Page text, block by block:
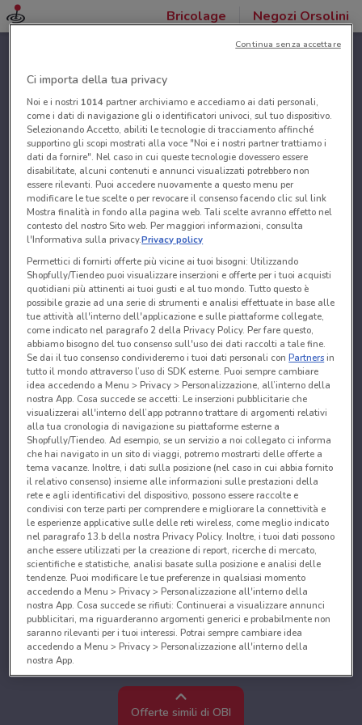
Bricolage Negozi Orsolini
Offerte simili di OBI
Ci importa della tua privacy
Noi e i nostri 1014partner archiviamo e accediamo ai dati personali,
come i dati di navigazione gli o identificatori univoci, sul tuo dispositivo.
Selezionando Accetto, abiliti le tecnologie di tracciamento affinché
supportino gli scopi mostrati alla voce "Noi e i nostri partner trattiamo i
dati da fornire". Nel caso in cui queste tecnologie dovessero essere
disabilitate, alcuni contenuti e annunci visualizzati potrebbero non
essere rilevanti. Puoi accedere nuovamente a questo menu per
modificare le tue scelte o per revocare il consenso facendo clic sul link
Mostra finalità in fondo alla pagina web. Tali scelte avranno effetto nel
contesto del nostro Sito web. Per maggiori informazioni, consulta
l'Informativa sulla privacy.Privacy policy
Permettici di fornirti offerte più vicine ai tuoi bisogni: Utilizzando
Shopfully/Tiendeo puoi visualizzare inserzioni e offerte per i tuoi acquisti
quotidiani più attinenti ai tuoi gusti e al tuo mondo. Tutto questo è
possibile grazie ad una serie di strumenti e analisi effettuate in base alle
tue attività all'interno dell'applicazione e sulle piattaforme collegate,
come indicato nel paragrafo 2 della Privacy Policy. Per fare questo,
abbiamo bisogno del tuo consenso sull'uso dei dati raccolti a tale fine.
Se dai il tuo consenso condivideremo i tuoi dati personali conPartnersin
tutto il mondo attraverso l’uso di SDK esterne. Puoi sempre cambiare
idea accedendo a Menu > Privacy > Personalizzazione, all’interno della
nostra App. Cosa succede se accetti: Le inserzioni pubblicitarie che
visualizzerai all'interno dell’app potranno trattare di argomenti relativi
alla tua cronologia di navigazione su piattaforme esterne a
Shopfully/Tiendeo. Ad esempio, se un servizio a noi collegato ci informa
che hai navigato in un sito di viaggi, potremo mostrarti delle offerte a
tema vacanze. Inoltre, i dati sulla posizione (nel caso in cui abbia fornito
il relativo consenso) insieme alle informazioni sulle prestazioni della
rete e agli identificativi del dispositivo, possono essere raccolte e
condivisi con terze parti per comprendere e migliorare la connettività e
le esperienze applicative sulle delle reti wireless, come meglio indicato
nel paragrafo 13.b della nostra Privacy Policy. Inoltre, i tuoi dati possono
anche essere utilizzati per la creazione di report, ricerche di mercato,
scientifiche e statistiche, analisi basate sulla posizione e analisi delle
tendenze. Puoi modificare le tue preferenze in qualsiasi momento
accedendo a Menu > Privacy > Personalizzazione all'interno della
nostra App. Cosa succede se rifiuti: Continuerai a visualizzare annunci
pubblicitari, ma riguarderanno argomenti generici e probabilmente non
saranno rilevanti per i tuoi interessi. Potrai sempre cambiare idea
accedendo a Menu > Privacy > Personalizzazione all'interno della
nostra App.
Noi e i nostri partner trattiamo i dati per fornire:
Utilizzare dati di geolocalizzazione precisi. Scansione attiva delle
caratteristiche del dispositivo ai fini dell’identificazione. Archiviare
Continua senza accettare